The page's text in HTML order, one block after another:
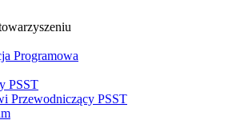
Programowa
PSST
Przewodniczący PSST